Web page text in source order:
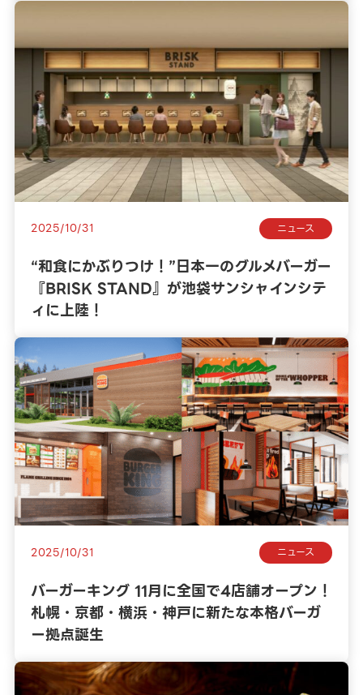
2025/10/31 ニュース
“和食にかぶりつけ！”日本一のグルメバーガー
『BRISK STAND』が池袋サンシャインシテ
ィに上陸！
2025/10/31 ニュース
バーガーキング 11月に全国で4店舗オープン！
札幌・京都・横浜・神戸に新たな本格バーガ
ー拠点誕生